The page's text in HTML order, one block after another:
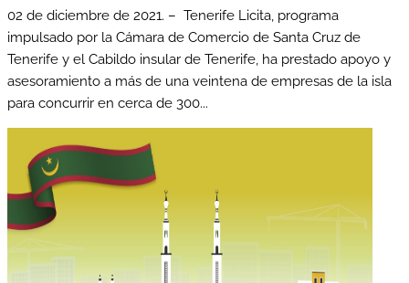
02 de diciembre de 2021. – Tenerife Licita, programa
impulsado por la Cámara de Comercio de Santa Cruz de
Tenerife y el Cabildo insular de Tenerife, ha prestado apoyo y
asesoramiento a más de una veintena de empresas de la isla
para concurrir en cerca de 300...